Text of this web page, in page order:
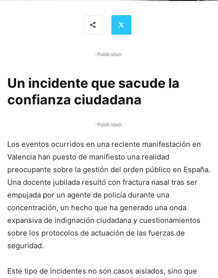
-Publicidad-
Un incidente que sacude la
confianza ciudadana
-Publicidad-
Los eventos ocurridos en una reciente manifestación en
Valencia han puesto de manifiesto una realidad
preocupante sobre la gestión del orden público en España.
Una docente jubilada resultó con fractura nasal tras ser
empujada por un agente de policía durante una
concentración, un hecho que ha generado una onda
expansiva de indignación ciudadana y cuestionamientos
sobre los protocolos de actuación de las fuerzas de
seguridad.
Este tipo de incidentes no son casos aislados, sino que